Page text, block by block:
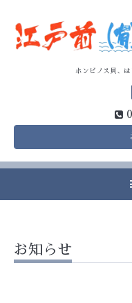
ホンビノス貝、
お知らせ